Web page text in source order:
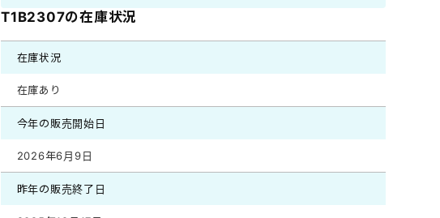
T1B2307の在庫状況
在庫状況
在庫あり
今年の販売開始日
2026年6月9日
昨年の販売終了日